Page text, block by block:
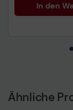
In den
Ähnliche